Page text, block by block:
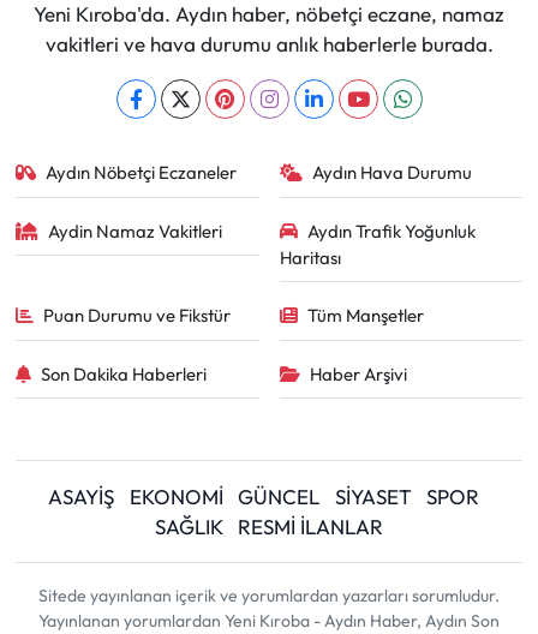
Yeni Kıroba'da. Aydın haber, nöbetçi eczane, namaz
vakitleri ve hava durumu anlık haberlerle burada.
Aydın Nöbetçi Eczaneler Aydın Hava Durumu
Aydin Namaz Vakitleri
Aydın Trafik Yoğunluk
Haritası
Puan Durumu ve Fikstür Tüm Manşetler
Son Dakika Haberleri Haber Arşivi
ASAYİŞ EKONOMİ GÜNCEL SİYASET
SPOR
SAĞLIK
RESMİ İLANLAR
Sitede yayınlanan içerik ve yorumlardan yazarları sorumludur.
Yayınlanan yorumlardan Yeni Kıroba - Aydın Haber, Aydın Son